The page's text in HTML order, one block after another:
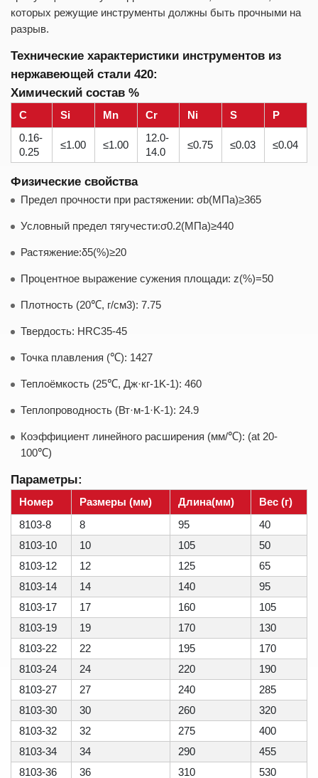
которых режущие инструменты должны быть прочными на
разрыв.
Технические характеристики инструментов из
нержавеющей стали 420:
Химический состав %
C Si Mn Cr Ni S
P
0.16-
0.25
≤1.00 ≤1.00
12.0-
14.0
≤0.75 ≤0.03 ≤0.04
Физические свойства
Предел прочности при растяжении: σb(MПa)≥365
Условный предел тягучести:σ0.2(MПa)≥440
Растяжение:δ5(%)≥20
Процентное выражение сужения площади: z(%)=50
Плотность (20℃, г/cм3): 7.75
Твердость: HRC35-45
Точка плавления (℃): 1427
Теплоёмкость (25℃, Дж·кг-1K-1): 460
Теплопроводность (Вт·м-1·K-1): 24.9
Коэффициент линейного расширения (мм/℃): (at 20-
100℃)
Параметры:
Номер Размеры (мм) Длина(мм)
Вес (г)
8103-8
8 95
40
8103-10
10 105
50
8103-12
12 125
65
8103-14
14 140
95
8103-17
17 160
105
8103-19
19 170
130
8103-22
22 195
170
8103-24
24 220
190
8103-27
27 240
285
8103-30
30 260
320
8103-32
32 275
400
8103-34
34 290
455
8103-36
36 310
530